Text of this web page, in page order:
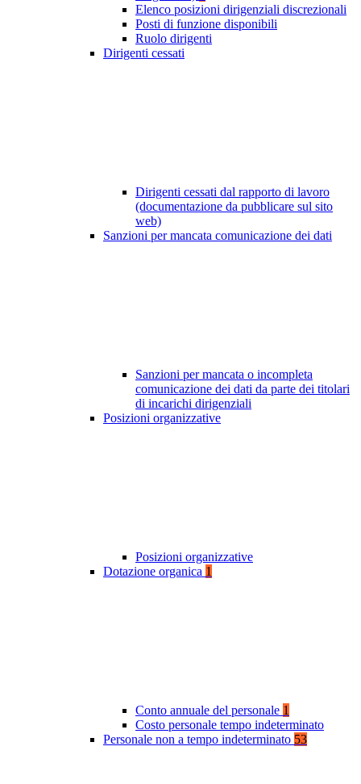
Elenco posizioni dirigenziali discrezionali
Posti di funzione disponibili
Ruolo dirigenti
Dirigenti cessati
Dirigenti cessati dal rapporto di lavoro
(documentazione da pubblicare sul sito
web)
Sanzioni per mancata comunicazione dei dati
Sanzioni per mancata o incompleta
comunicazione dei dati da parte dei titolari
di incarichi dirigenziali
Posizioni organizzative
Posizioni organizzative
Dotazione organica 1
Conto annuale del personale 1
Costo personale tempo indeterminato
Personale non a tempo indeterminato 53